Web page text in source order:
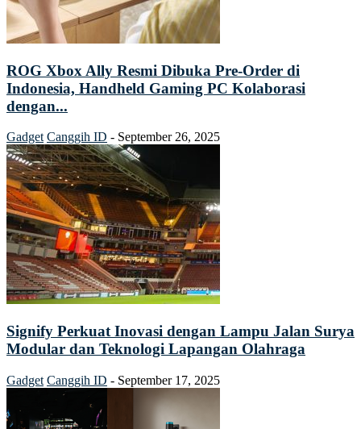
ROG Xbox Ally Resmi Dibuka Pre-Order di
Indonesia, Handheld Gaming PC Kolaborasi
dengan...
Gadget Canggih ID - September 26, 2025
Signify Perkuat Inovasi dengan Lampu Jalan Surya
Modular dan Teknologi Lapangan Olahraga
Gadget Canggih ID - September 17, 2025